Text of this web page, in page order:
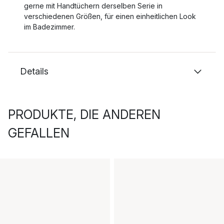
gerne mit Handtüchern derselben Serie in
verschiedenen Größen, für einen einheitlichen Look
im Badezimmer.
Details
PRODUKTE, DIE ANDEREN
GEFALLEN